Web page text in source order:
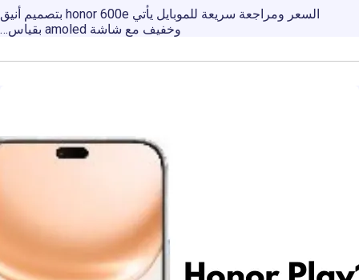
السعر ومراجعة سريعة للموبايل يأتي honor 600e بتصميم أنيق
وخفيف مع شاشة amoled بقياس…